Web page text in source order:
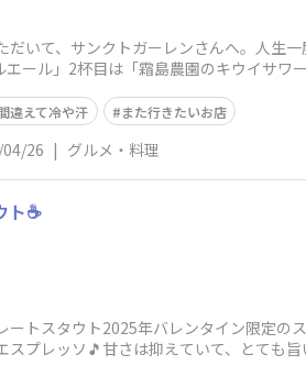
いて、サンクトガーレンさんへ。人生
ール」2杯目は「霜島農園のキウイサワ
違えて冷や汗 また行きたいお店
26 | グルメ・料理
ト☕
ートスタウト2025年バレンタイン限定の
プレッソ🎵甘さは抑えていて、とても